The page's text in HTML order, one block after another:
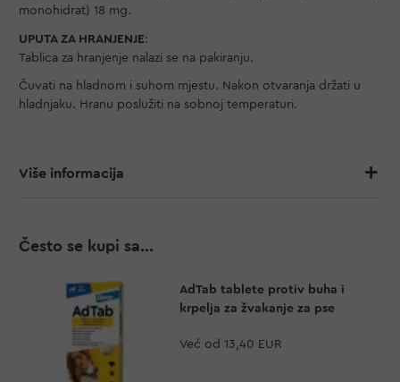
monohidrat) 18 mg.
UPUTA ZA HRANJENJE:
Tablica za hranjenje nalazi se na pakiranju.
Čuvati na hladnom i suhom mjestu. Nakon otvaranja držati u
hladnjaku. Hranu poslužiti na sobnoj temperaturi.
Više informacija
Često se kupi sa...
AdTab tablete protiv buha i
krpelja za žvakanje za pse
Već od 13,40 EUR